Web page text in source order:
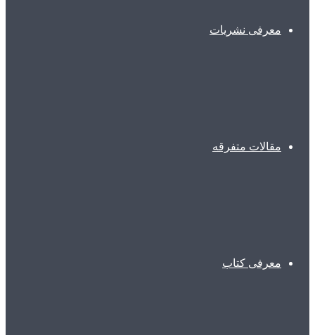
معرفی نشریات
مقالات متفرقه
معرفی کتاب